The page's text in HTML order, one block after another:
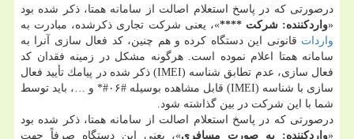
درصورتی كه در پاسخ استعلام اصالت از سامانه همتا، ذكر شده بود
«واردكننده: شركت ****»، یعنی شركت تجاری ذكرشده، مبادرت به
واردات قانونی این دستگاه كرده و هم چنین، كد فعال سازی آنرا به
سامانه همتا اعلام نموده است. هرگونه مشكل در زمینه فقدان كد
فعال سازی، عدم تطابق شناسه (IMEI) ذكر شده در پیامك تأیید فعال
سازی با شناسه (IMEI) قابل مشاهده بوسیله #۰۶#* و …، باید توسط
شما با این شركت در بین گذاشته شود.
درصورتی كه در پاسخ استعلام اصالت از سامانه همتا، ذكر شده بود
«واردكننده: به صورت مسافری»، یعنی این دستگاه صرفاً جهت